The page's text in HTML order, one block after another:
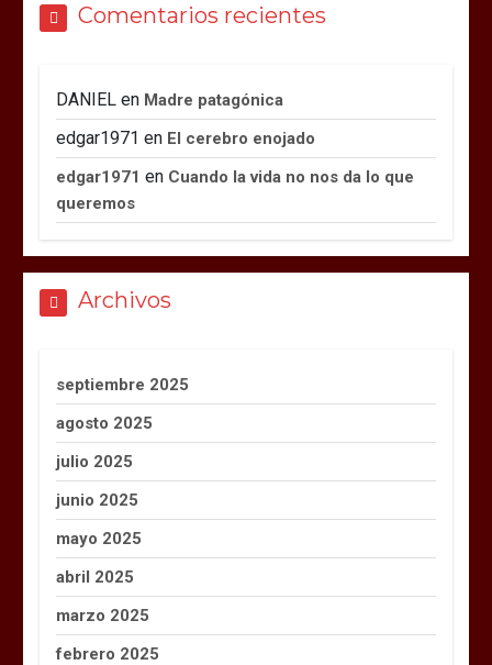
Comentarios recientes
DANIEL en Madre patagónica
edgar1971 en El cerebro enojado
edgar1971 en Cuando la vida no nos da lo que
queremos
Archivos
septiembre 2025
agosto 2025
julio 2025
junio 2025
mayo 2025
abril 2025
marzo 2025
febrero 2025